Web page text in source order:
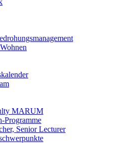
MARUM
Programme
Senior Lecturer